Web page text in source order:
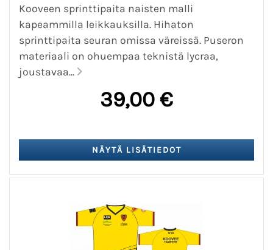
Kooveen sprinttipaita naisten malli
kapeammilla leikkauksilla. Hihaton
sprinttipaita seuran omissa väreissä. Puseron
materiaali on ohuempaa teknistä lycraa,
joustavaa...
39,00 €